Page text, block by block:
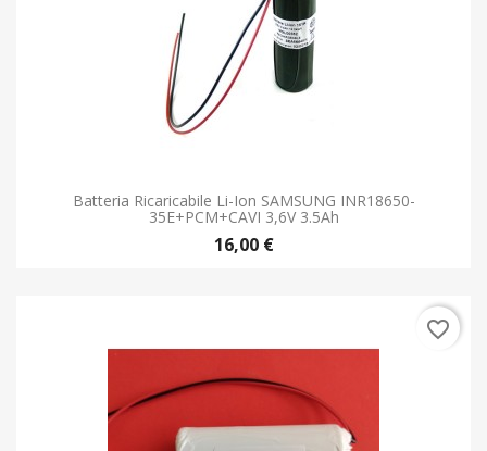
Batteria Ricaricabile Li-Ion SAMSUNG INR18650-
35E+PCM+CAVI 3,6V 3.5Ah
16,00 €
favorite_border